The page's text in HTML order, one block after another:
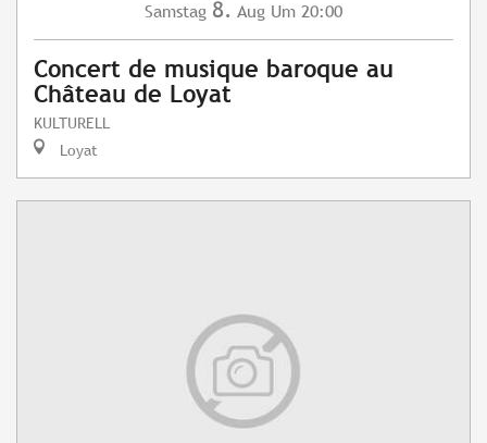
Samstag 8. Aug Um 20:00
Concert de musique baroque au
Château de Loyat
KULTURELL
Loyat